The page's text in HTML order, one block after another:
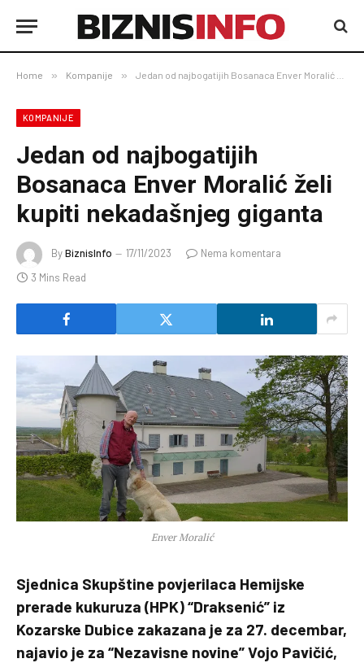
Home » Kompanije » Jedan od najbogatijih Bosanaca Enver Moralić želi kupiti nekadašnjeg giganta
KOMPANIJE
Jedan od najbogatijih
Bosanaca Enver Moralić želi
kupiti nekadašnjeg giganta
ByBiznisInfo 17/11/2023
Nema komentara
3 Mins Read
Enver Moralić
Sjednica Skupštine povjerilaca Hemijske
prerade kukuruza (HPK) “Draksenić” iz
Kozarske Dubice zakazana je za 27. decembar,
najavio je za “Nezavisne novine” Vojo Pavičić,